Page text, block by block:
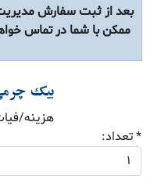
بعد از ثبت سفارش
ممکن با شما در تماس
بیک
هزینه/فیات: 1400
* تعداد: